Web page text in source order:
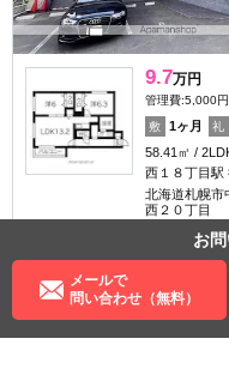
9.7万円
管理費:5,000円
敷 1ヶ月 礼
58.41㎡
西１８丁目駅
北海道札幌市
西２０丁目
収納
お
メールで
問い合わせ（無料）